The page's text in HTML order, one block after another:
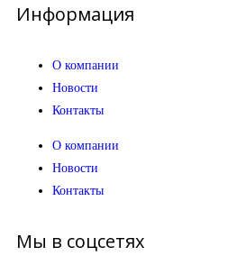
Информация
О компании
Новости
Контакты
О компании
Новости
Контакты
Мы в соцсетях